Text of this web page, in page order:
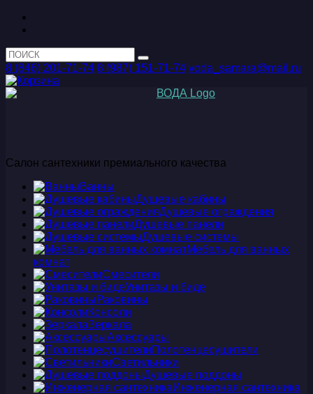
8 (846) 201-71-74 8 (987) 151-71-74 voda_samara@mail.ru
Салон сантехники премиального качества
Ванны
Душевые кабины
Душевые ограждения
Душевые панели
Душевые системы
Мебель для ванных
комнат
Смесители
Унитазы и биде
Раковины
Консоли
Зеркала
Аксессуары
Полотенцесушители
Светильники
Душевые поддоны
Инженерная сантехника